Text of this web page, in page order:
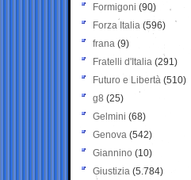
Formigoni (90)
Forza Italia (596)
frana (9)
Fratelli d'Italia (291)
Futuro e Libertà (510)
g8 (25)
Gelmini (68)
Genova (542)
Giannino (10)
Giustizia (5.784)